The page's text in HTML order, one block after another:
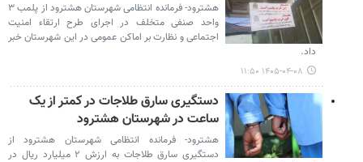
هشترود- فرمانده انتظامی شهرستان هشترود از پلمب ۳
واحد صنفی متخلف در اجرای طرح ارتقاء امنیت
اجتماعی و نظارت بر اماکن عمومی در این شهرستان خبر
داد.
۱۴۰۵-۰۴-۰۸ ۱۱:۵۰
دستگیری سارق طلاجات در کمتر از یک
ساعت در شهرستان هشترود
هشترود- فرمانده انتظامی شهرستان هشترود از
دستگیری سارق طلاجات به ارزش ۲ میلیارد ریال در